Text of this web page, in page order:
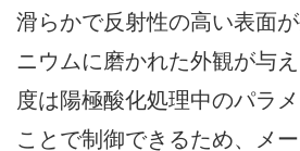
滑らかで反射性の高い表面
ニウムに磨かれた外観が与
度は陽極酸化処理中のパラ
ことで制御できるため、メ